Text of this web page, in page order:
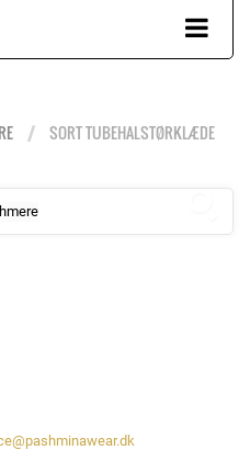
SORT TUBEHALSTØRKLÆDE